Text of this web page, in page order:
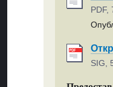
PDF,
SIG,